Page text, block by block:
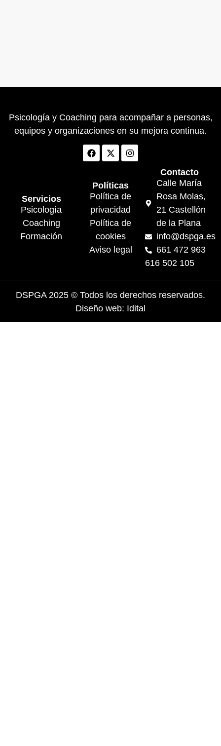
Psicología y Coaching para acompañar a personas,
equipos y organizaciones en su mejora continua.
Servicios
Psicología
Coaching
Formación
Políticas
Política de
privacidad
Política de
cookies
Aviso legal
Contacto
Calle María
Rosa Molas,
21 Castellón
de la Plana
info@dspga.es
661 472 963
616 502 105
DSPGA 2025 © Todos los derechos reservados.
Diseño web: Idital